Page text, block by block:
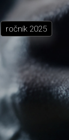
ročník 2025